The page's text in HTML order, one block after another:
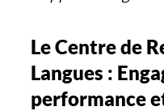
Le Centre de
Langues :
performance